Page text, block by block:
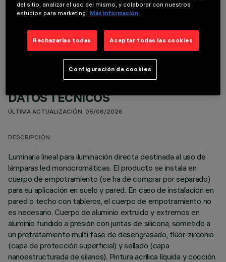
DATOS TÉCNICOS
ÚLTIMA ACTUALIZACIÓN: 05/08/2026
DESCRIPCIÓN
Luminaria lineal para iluminación directa destinada al uso de
lámparas led monocromáticas. El producto se instala en
cuerpo de empotramiento (se ha de comprar por separado)
para su aplicación en suelo y pared. En caso de instalación en
pared o techo con tableros, el cuerpo de empotramiento no
es necesario. Cuerpo de aluminio extruido y extremos en
aluminio fundido a presión con juntas de silicona, sometido a
un pretratamiento multi fase de desengrasado, flúor-zirconio
(capa de protección superficial) y sellado (capa
nanoestructurada de silanos). Pintura acrílica líquida y cocción
del sitio, analizar el uso del mismo, y colaborar con nuestros
estudios para marketing.
Más información
Rechazarlas todas Aceptar todas las cookies
Configuración de cookies